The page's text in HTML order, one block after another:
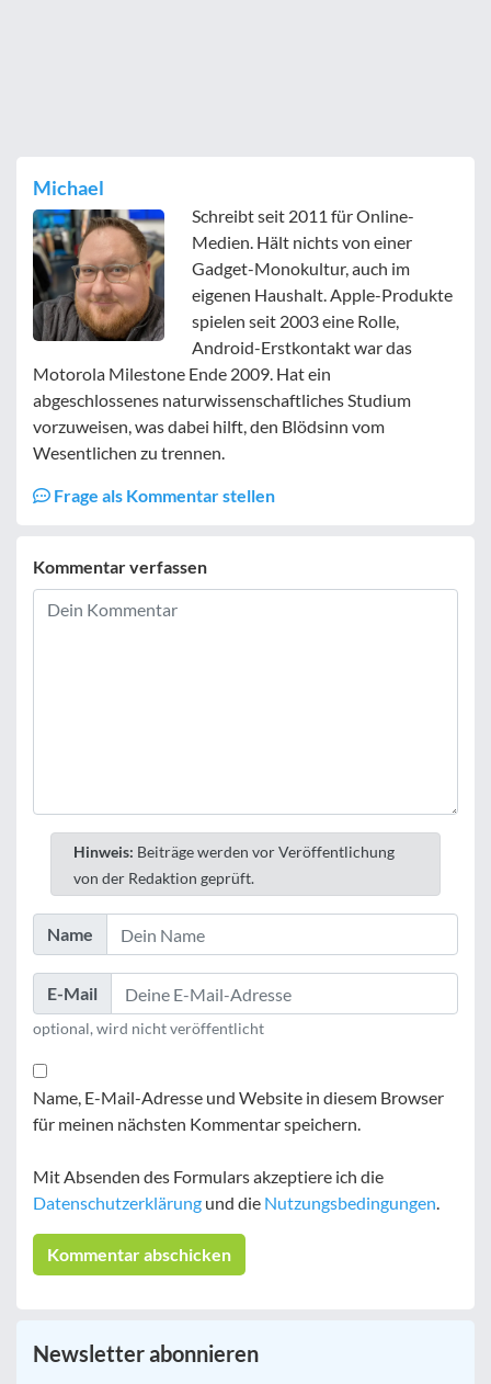
Michael
Schreibt seit 2011 für Online-
Medien. Hält nichts von einer
Gadget-Monokultur, auch im
eigenen Haushalt. Apple-Produkte
spielen seit 2003 eine Rolle,
Android-Erstkontakt war das
Motorola Milestone Ende 2009. Hat ein
abgeschlossenes naturwissenschaftliches Studium
vorzuweisen, was dabei hilft, den Blödsinn vom
Wesentlichen zu trennen.
Frage als Kommentar stellen
Kommentar verfassen
Hinweis: Beiträge werden vor Veröffentlichung
von der Redaktion geprüft.
Name
E-Mail
optional, wird nicht veröffentlicht
Name, E-Mail-Adresse und Website in diesem Browser
für meinen nächsten Kommentar speichern.
Mit Absenden des Formulars akzeptiere ich die
Datenschutzerklärung und die Nutzungsbedingungen.
Newsletter abonnieren